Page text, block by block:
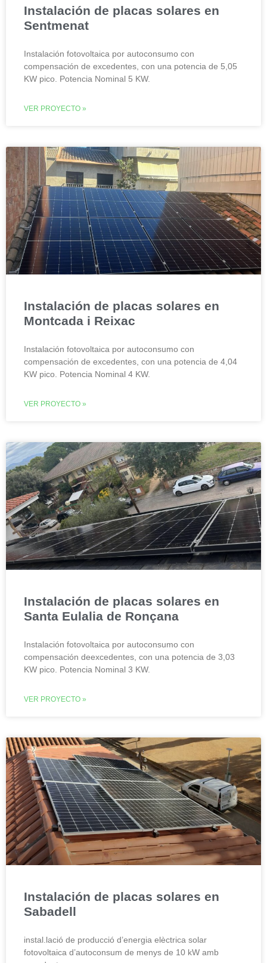
Instalación de placas solares en
Sentmenat
Instalación fotovoltaica por autoconsumo con
compensación de excedentes, con una potencia de 5,05
KW pico. Potencia Nominal 5 KW.
VER PROYECTO »
Instalación de placas solares en
Montcada i Reixac
Instalación fotovoltaica por autoconsumo con
compensación de excedentes, con una potencia de 4,04
KW pico. Potencia Nominal 4 KW.
VER PROYECTO »
Instalación de placas solares en
Santa Eulalia de Ronçana
Instalación fotovoltaica por autoconsumo con
compensación deexcedentes, con una potencia de 3,03
KW pico. Potencia Nominal 3 KW.
VER PROYECTO »
Instalación de placas solares en
Sabadell
instal.lació de producció d’energia elèctrica solar
fotovoltaica d’autoconsum de menys de 10 kW amb